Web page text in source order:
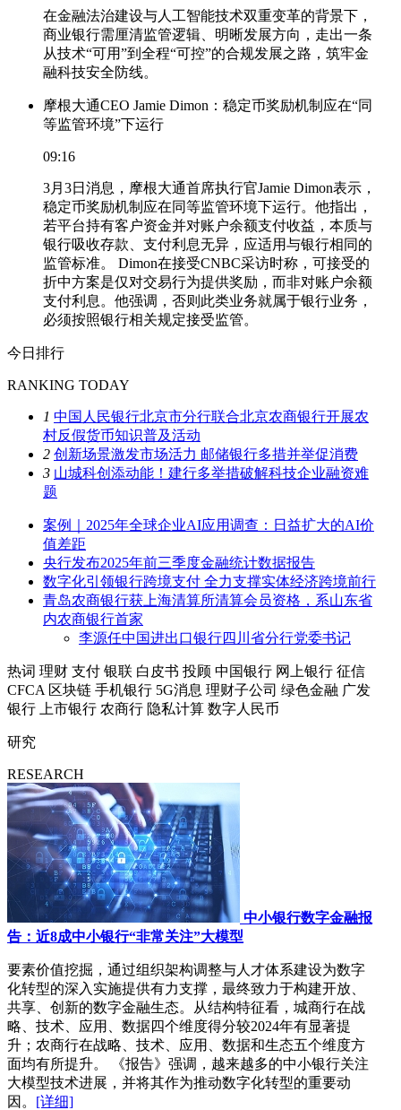
在金融法治建设与人工智能技术双重变革的背景下，
商业银行需厘清监管逻辑、明晰发展方向，走出一条
从技术“可用”到全程“可控”的合规发展之路，筑牢金
融科技安全防线。
摩根大通CEO Jamie Dimon：稳定币奖励机制应在“同
等监管环境”下运行
09:16
3月3日消息，摩根大通首席执行官Jamie Dimon表示，
稳定币奖励机制应在同等监管环境下运行。他指出，
若平台持有客户资金并对账户余额支付收益，本质与
银行吸收存款、支付利息无异，应适用与银行相同的
监管标准。 Dimon在接受CNBC采访时称，可接受的
折中方案是仅对交易行为提供奖励，而非对账户余额
支付利息。他强调，否则此类业务就属于银行业务，
必须按照银行相关规定接受监管。
今日排行
RANKING TODAY
1 中国人民银行北京市分行联合北京农商银行开展农
村反假货币知识普及活动
2 创新场景激发市场活力 邮储银行多措并举促消费
3 山城科创添动能！建行多举措破解科技企业融资难
题
案例｜2025年全球企业AI应用调查：日益扩大的AI价
值差距
央行发布2025年前三季度金融统计数据报告
数字化引领银行跨境支付 全力支撑实体经济跨境前行
青岛农商银行获上海清算所清算会员资格，系山东省
内农商银行首家
李源任中国进出口银行四川省分行党委书记
热词 理财 支付 银联 白皮书 投顾 中国银行 网上银行 征信
CFCA 区块链 手机银行 5G消息 理财子公司 绿色金融 广发
银行
上市银行 农商行 隐私计算 数字人民币
研究
RESEARCH
中小银行数字金融报
告：近8成中小银行“非常关注”大模型
要素价值挖掘，通过组织架构调整与人才体系建设为数字
化转型的深入实施提供有力支撑，最终致力于构建开放、
共享、创新的数字金融生态。从结构特征看，城商行在战
略、技术、应用、数据四个维度得分较2024年有显著提
升；农商行在战略、技术、应用、数据和生态五个维度方
面均有所提升。 《报告》强调，越来越多的中小银行关注
大模型技术进展，并将其作为推动数字化转型的重要动
因。 [详细]